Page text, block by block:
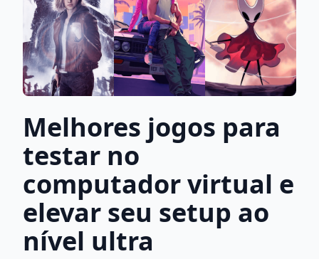
Melhores jogos para
testar no
computador virtual e
elevar seu setup ao
nível ultra